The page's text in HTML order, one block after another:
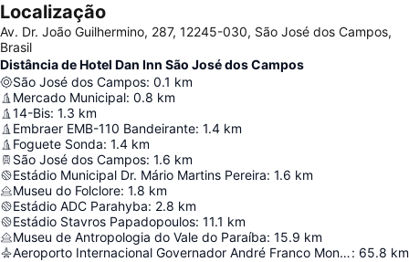
Localização
Av. Dr. João Guilhermino, 287, 12245-030, São José dos Campos,
Brasil
Distância de Hotel Dan Inn São José dos Campos
São José dos Campos: 0.1 km
Mercado Municipal: 0.8 km
14-Bis: 1.3 km
Embraer EMB-110 Bandeirante: 1.4 km
Foguete Sonda: 1.4 km
São José dos Campos: 1.6 km
Estádio Municipal Dr. Mário Martins Pereira: 1.6 km
Museu do Folclore: 1.8 km
Estádio ADC Parahyba: 2.8 km
Estádio Stavros Papadopoulos: 11.1 km
Museu de Antropologia do Vale do Paraíba: 15.9 km
Aeroporto Internacional Governador André Franco Montoro: 65.8 km